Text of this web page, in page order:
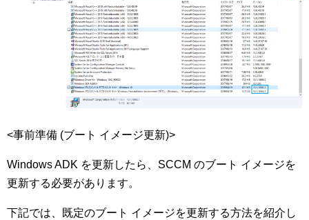
<事前準備 (ブート イメージ更新)>
Windows ADK を更新したら、SCCM のブート イメージを
更新する必要があります。
下記では、既定のブート イメージを更新する方法を紹介し